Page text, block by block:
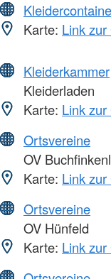
Karte: Link
Kleiderkammer
Kleiderladen
Karte: Link
Ortsvereine
OV
Karte: Link
Ortsvereine
OV Hünfeld
Karte: Link